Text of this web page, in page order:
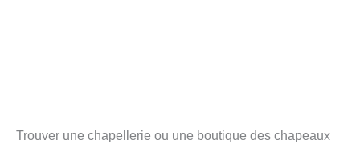
Trouver une chapellerie ou une boutique des chapeaux